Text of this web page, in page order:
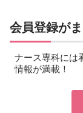
会員登録が
ナース専科には
情報が満載！